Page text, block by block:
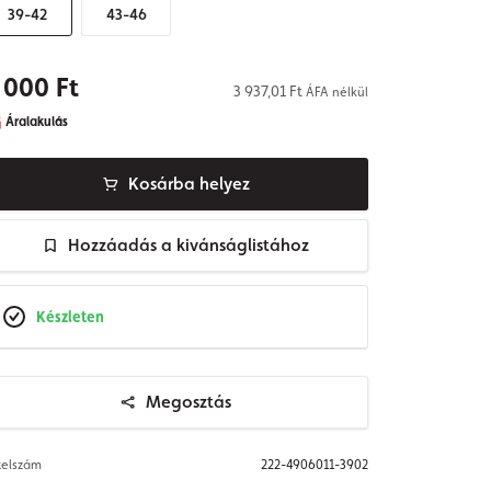
39-42 43-46
Ft 3 937,01 Ft ÁFA nélkül
Áralakulás
Kosárba helyez
Hozzáadás a kivánságlistához
Készleten
Megosztás
222-4906011-3902